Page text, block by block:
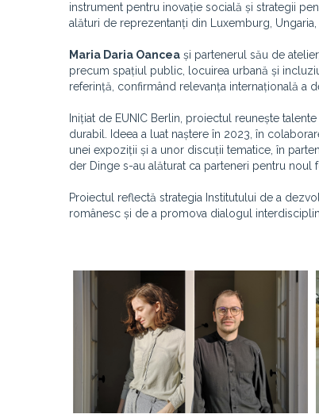
instrument pentru inovație socială și strategii
alături de reprezentanți din Luxemburg, Ungaria,
Maria Daria Oancea și partenerul său de atelier,
precum spațiul public, locuirea urbană și
referință, confirmând relevanța internațională a
Inițiat de EUNIC Berlin, proiectul reunește
durabil. Ideea a luat naștere în 2023, în
unei expoziții și a unor discuții tematice, în
der Dinge s-au alăturat ca parteneri pentru noul
Proiectul reflectă strategia Institutului de a
românesc și de a promova dialogul